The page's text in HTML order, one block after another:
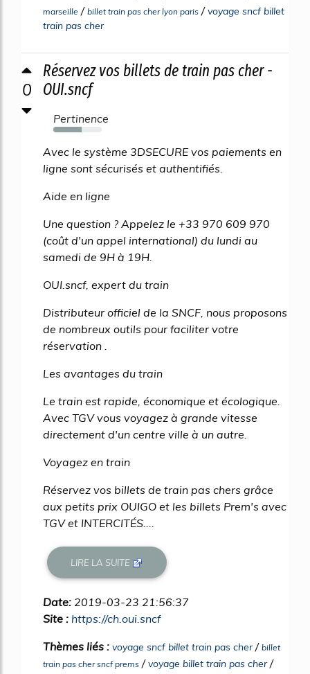
marseille / billet train pas cher lyon paris /voyage sncf billet
train pas cher
0
Réservez vos billets de train pas cher -
OUI.sncf
Pertinence
58%
Avec le système 3DSECURE vos paiements en
ligne sont sécurisés et authentifiés.
Aide en ligne
Une question ? Appelez le +33 970 609 970
(coût d'un appel international) du lundi au
samedi de 9H à 19H.
OUI.sncf, expert du train
Distributeur officiel de la SNCF, nous proposons
de nombreux outils pour faciliter votre
réservation .
Les avantages du train
Le train est rapide, économique et écologique.
Avec TGV vous voyagez à grande vitesse
directement d'un centre ville à un autre.
Voyagez en train
Réservez vos billets de train pas chers grâce
aux petits prix OUIGO et les billets Prem's avec
TGV et INTERCITÉS....
LIRE LA SUITE
Date: 2019-03-23 21:56:37
Site : https://ch.oui.sncf
Thèmes liés : voyage sncf billet train pas cher/ billet
train pas cher sncf prems /voyage billet train pas cher/